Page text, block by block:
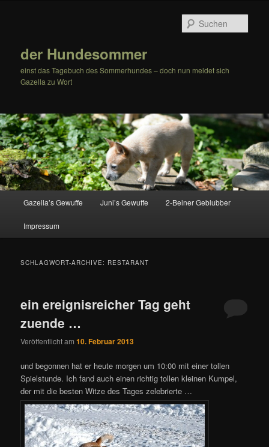
der Hundesommer
einst das Tagebuch des Sommerhundes – doch nun meldet sich
Gazella zu Wort
Gazella’s Gewuffe Juni’s Gewuffe 2-Beiner Geblubber
Impressum
SCHLAGWORT-ARCHIVE: RESTARANT
ein ereignisreicher Tag geht
zuende …
Veröffentlicht am10. Februar 2013
und begonnen hat er heute morgen um 10:00 mit einer tollen
Spielstunde. Ich fand auch einen richtig tollen kleinen Kumpel,
der mit die besten Witze des Tages zelebrierte …